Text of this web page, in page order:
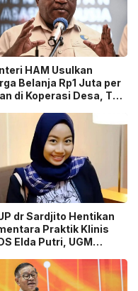
HAM Usulkan
Belanja Rp1 Juta per
di Koperasi Desa, Tuai
dr Sardjito Hentikan
Praktik Klinis
Elda Putri, UGM